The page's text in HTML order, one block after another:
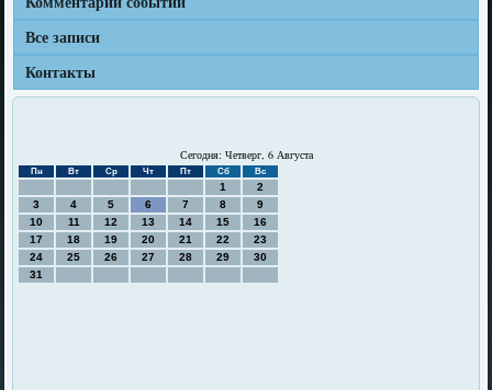
Все записи
Контакты
Сегодня: Четверг, 6 Августа
Пн Вт Ср Чт Пт Сб Вс
1
2
3
4 5 6 7 8
9
10
11 12 13 14 15
16
17
18 19 20 21 22
23
24
25 26 27 28 29
30
31